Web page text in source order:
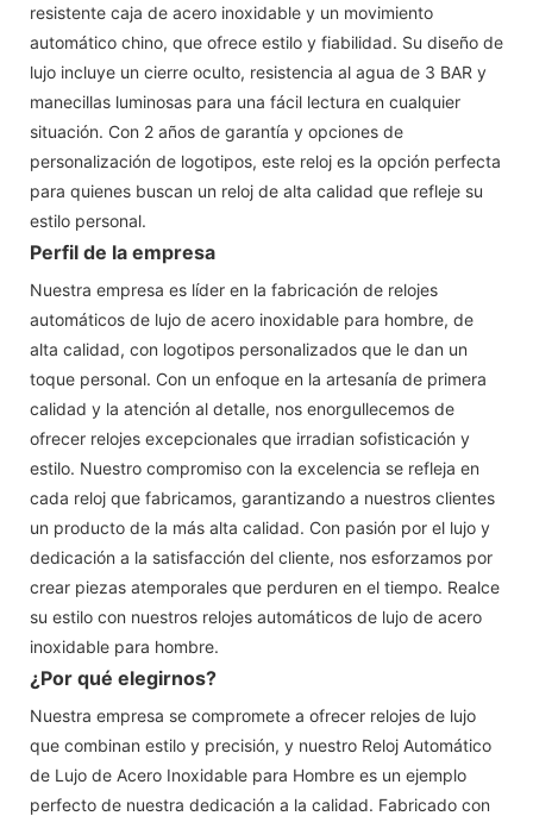
resistente caja de acero inoxidable y un movimiento
automático chino, que ofrece estilo y fiabilidad. Su diseño de
lujo incluye un cierre oculto, resistencia al agua de 3 BAR y
manecillas luminosas para una fácil lectura en cualquier
situación. Con 2 años de garantía y opciones de
personalización de logotipos, este reloj es la opción perfecta
para quienes buscan un reloj de alta calidad que refleje su
estilo personal.
Perfil de la empresa
Nuestra empresa es líder en la fabricación de relojes
automáticos de lujo de acero inoxidable para hombre, de
alta calidad, con logotipos personalizados que le dan un
toque personal. Con un enfoque en la artesanía de primera
calidad y la atención al detalle, nos enorgullecemos de
ofrecer relojes excepcionales que irradian sofisticación y
estilo. Nuestro compromiso con la excelencia se refleja en
cada reloj que fabricamos, garantizando a nuestros clientes
un producto de la más alta calidad. Con pasión por el lujo y
dedicación a la satisfacción del cliente, nos esforzamos por
crear piezas atemporales que perduren en el tiempo. Realce
su estilo con nuestros relojes automáticos de lujo de acero
inoxidable para hombre.
¿Por qué elegirnos?
Nuestra empresa se compromete a ofrecer relojes de lujo
que combinan estilo y precisión, y nuestro Reloj Automático
de Lujo de Acero Inoxidable para Hombre es un ejemplo
perfecto de nuestra dedicación a la calidad. Fabricado con